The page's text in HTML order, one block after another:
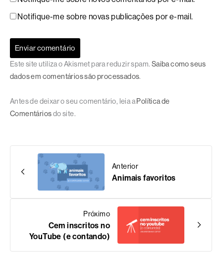
Notifique-me sobre novas publicações por e-mail.
Este site utiliza o Akismet para reduzir spam. Saiba como seus
dados em comentários são processados.
Antes de deixar o seu comentário, leia aPolítica de
Comentáriosdo site.
Anterior
Animais favoritos
Próximo
Cem inscritos no
YouTube (e contando)